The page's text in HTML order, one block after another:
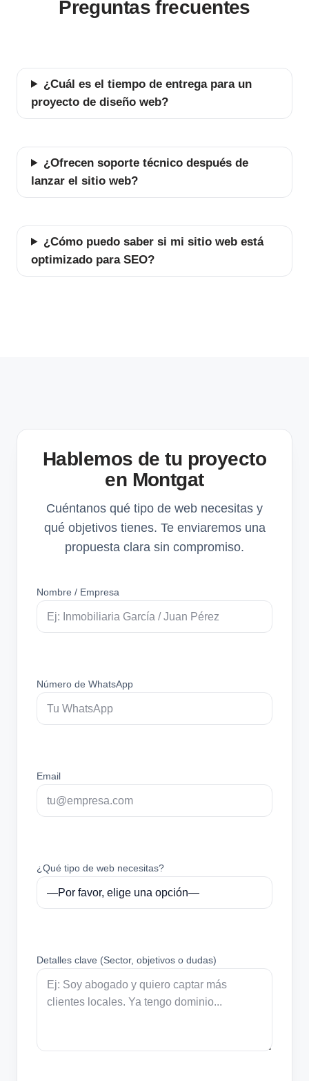
Preguntas frecuentes
¿Cuál es el tiempo de entrega para un
proyecto de diseño web?
¿Ofrecen soporte técnico después de
lanzar el sitio web?
¿Cómo puedo saber si mi sitio web está
optimizado para SEO?
Hablemos de tu proyecto
en Montgat
Cuéntanos qué tipo de web necesitas y
qué objetivos tienes. Te enviaremos una
propuesta clara sin compromiso.
Nombre / Empresa
Número de WhatsApp
Email
¿Qué tipo de web necesitas?
Detalles clave (Sector, objetivos o dudas)